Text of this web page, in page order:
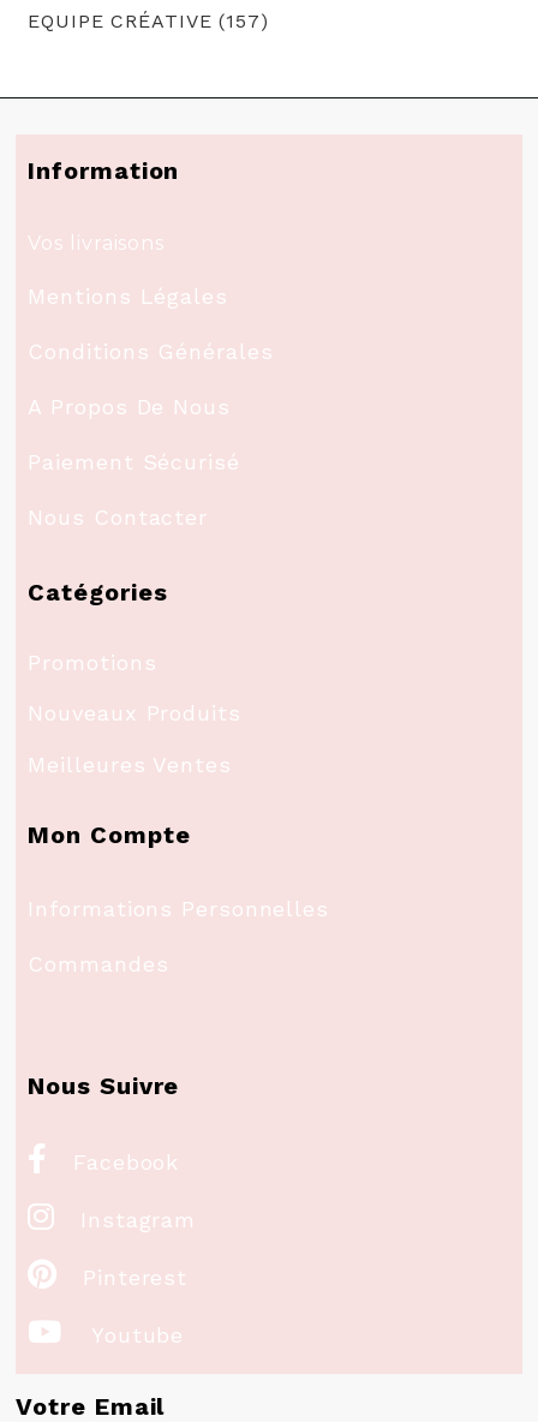
EQUIPE CRÉATIVE (157)
Information
Vos livraisons
Mentions Légales
Conditions Générales
A Propos De Nous
Paiement Sécurisé
Nous Contacter
Catégories
Promotions
Nouveaux Produits
Meilleures Ventes
Mon Compte
Informations Personnelles
Commandes
Nous Suivre
 Facebook
 Instagram
 Pinterest
 Youtube
Votre Email